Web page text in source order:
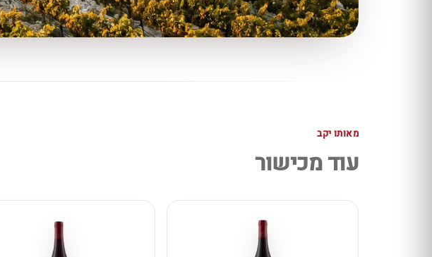
מאותו יקב
עוד מכישור